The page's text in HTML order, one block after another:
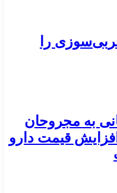
را
به مجروحان
قیمت دارو